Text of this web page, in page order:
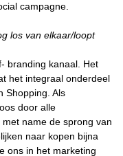
campagne.
los van elkaar/loopt
branding kanaal. Het
het integraal onderdeel
Shopping. Als
door alle
name de sprong van
naar kopen bijna
ons in het marketing